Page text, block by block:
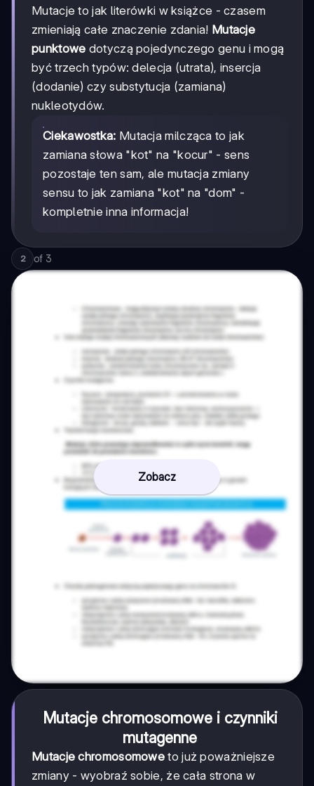
Mutacje to jak literówki w książce - czasem
zmieniają całe znaczenie zdania! Mutacje
punktowe dotyczą pojedynczego genu i mogą
być trzech typów: delecja (utrata), insercja
(dodanie) czy substytucja (zamiana)
nukleotydów.
Ciekawostka: Mutacja milcząca to jak
zamiana słowa "kot" na "kocur" - sens
pozostaje ten sam, ale mutacja zmiany
sensu to jak zamiana "kot" na "dom" -
kompletnie inna informacja!
2 of 3
Zobacz
Mutacje chromosomowe i czynniki
mutagenne
Mutacje chromosomowe to już poważniejsze
zmiany - wyobraź sobie, że cała strona w